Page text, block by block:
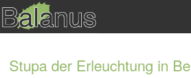
Stupa der Erleuchtung in